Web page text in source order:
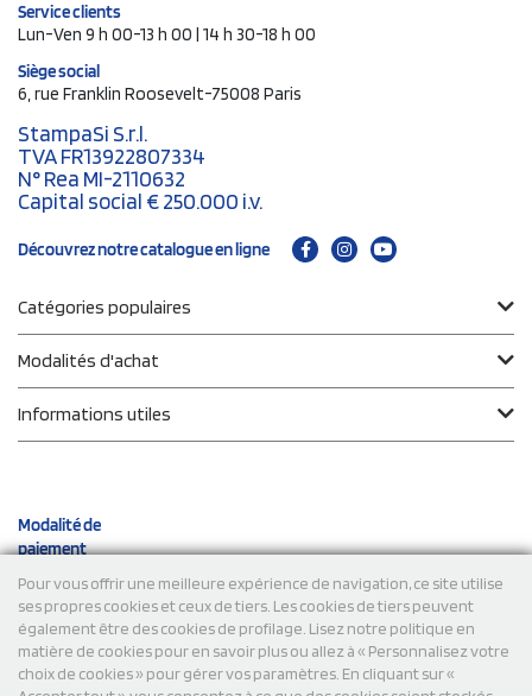
Pour vous offrir une meilleure expérience de navigation, ce site utilise
ses propres cookies et ceux de tiers. Les cookies de tiers peuvent
également être des cookies de profilage. Lisez notre politique en
matière de cookies pour en savoir plus ou allez à « Personnalisez votre
choix de cookies » pour gérer vos paramètres. En cliquant sur «
Service clients
Lun-Ven 9 h 00-13 h 00 | 14 h 30-18 h 00
Siège social
6, rue Franklin Roosevelt-75008 Paris
StampaSi S.r.l.
TVA FR13922807334
N° Rea MI-2110632
Capital social € 250.000 i.v.
Découvrez notre catalogue en ligne
Catégories populaires
Modalités d'achat
Informations utiles
Modalité de
paiement
Expéditions